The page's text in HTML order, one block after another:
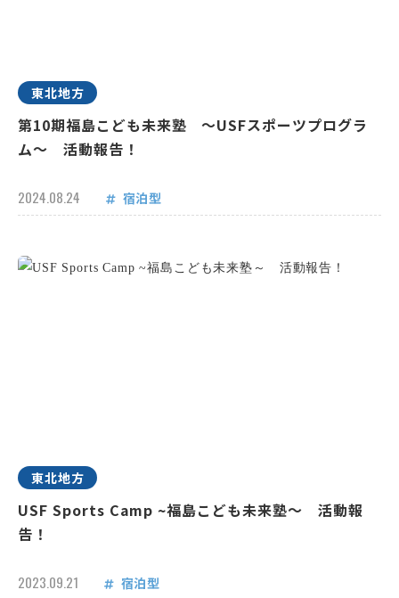
東北地方
第10期福島こども未来塾 ～USFスポーツプログラ
ム～ 活動報告！
2024.08.24 宿泊型
東北地方
USF Sports Camp ~福島こども未来塾～ 活動報
告！
2023.09.21 宿泊型